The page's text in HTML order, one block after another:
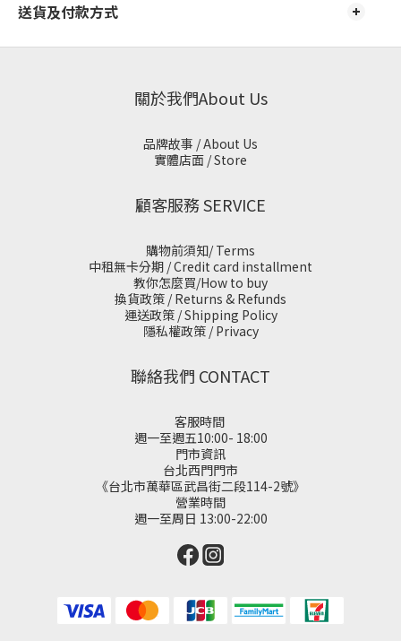
送貨及付款方式
關於我們About Us
品牌故事 / About Us
實體店面 / Store
顧客服務 SERVICE
購物前須知/ Terms
中租無卡分期 / Credit card installment
教你怎麼買/How to buy
換貨政策 / Returns & Refunds
運送政策 / Shipping Policy
隱私權政策 / Privacy
聯絡我們 CONTACT
客服時間
週一至週五10:00- 18:00
門市資訊
台北西門門市
《台北市萬華區武昌街二段114-2號》
營業時間
週一至周日 13:00-22:00